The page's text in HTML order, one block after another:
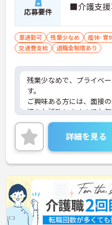
応募要件 ■介護支
車通勤可 残業少なめ 産休･育
交通費支給
退職金制度あり
残業少なめで、プライベ
す。
ご興味ある方には、面接
細をお話致しますのでお
詳細を見る